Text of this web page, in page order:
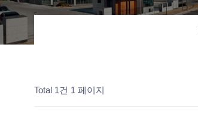
Total 1건 1 페이지